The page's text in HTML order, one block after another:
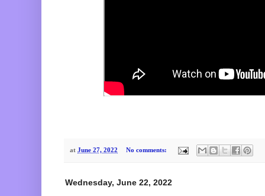
at June 27, 2022 No comments:
Wednesday, June 22, 2022